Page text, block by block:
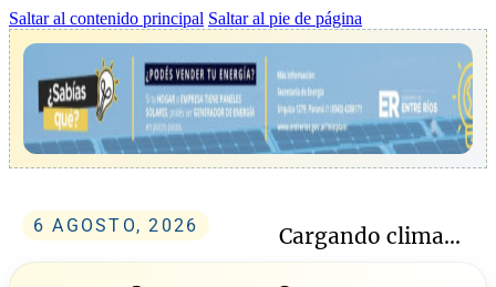
Saltar al contenido principal Saltar al pie de página
6 AGOSTO, 2026 Cargando clima...